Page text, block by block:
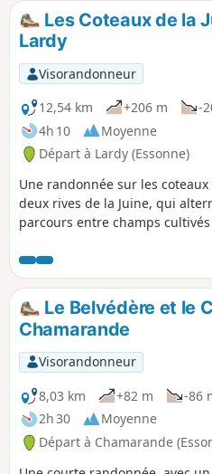
Les Coteaux de la
Lardy
Visorandonneur
12,54 km
+206 m
-
4h 10
Moyenne
Départ à Lardy (Essonne)
Une randonnée sur les coteaux
deux rives de la Juine, qui
parcours entre champs
découvrir en chemin : dolmen,
ancien moulin, corps de ferme,
maisons, etc.
Le Belvédère et le
Chamarande
Visorandonneur
8,03 km
+82 m
-86
2h 30
Moyenne
Départ à Chamarande